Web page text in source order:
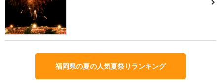
福岡県の夏の人気夏祭りランキング